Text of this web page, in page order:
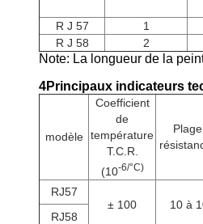
R J 57 1
R J 58
2
Note: La longueur de la
4Principaux indicateurs
modèle
Coefficient
de
température
T.C.R.
(10-6/°C)
RJ57
± 100
10 à
RJ58